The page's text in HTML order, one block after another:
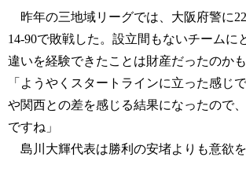
昨年の三地域リーグでは、大阪府警に
14-90で敗戦した。設立間もないチームに
違いを経験できたことは財産だったのかも
「ようやくスタートラインに立った感じ
や関西との差を感じる結果になったので
ですね」
島川大輝代表は勝利の安堵よりも意欲を